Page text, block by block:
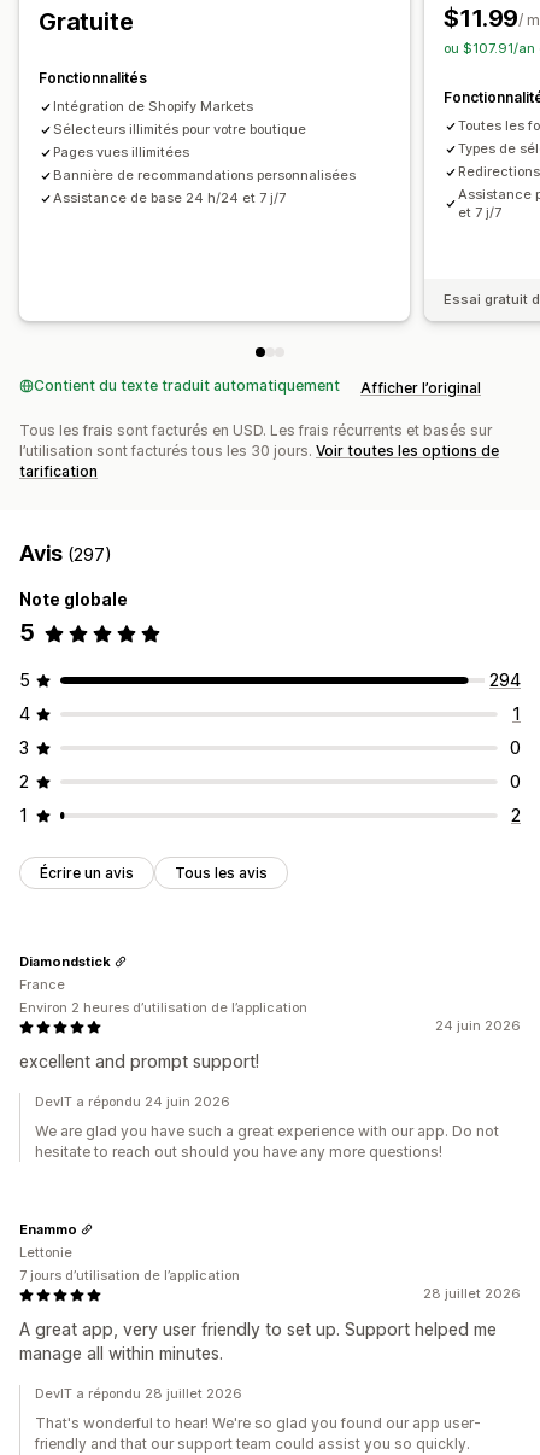
Gratuite
Fonctionnalités
Intégration de Shopify Markets
Sélecteurs illimités pour votre boutique
Pages vues illimitées
Bannière de recommandations personnalisées
Assistance de base 24 h/24 et 7 j/7
$11.99/
ou $107.91/
Toutes les
Types de
Assistance
et 7 j/7
Essai gratuit
Contient du texte traduit automatiquement Afficher l’original
Tous les frais sont facturés en USD. Les frais récurrents et basés sur
l’utilisation sont facturés tous les 30 jours. Voir toutes les options de
tarification
Avis (297)
Note globale
5
5
294
4
1
3
0
2
0
1
2
Écrire un avis Tous les avis
24 juin 2026
excellent and prompt support!
Diamondstick
France
Environ 2 heures d’utilisation de l’application
DevIT a répondu 24 juin 2026
We are glad you have such a great experience with our app. Do not
hesitate to reach out should you have any more questions!
28 juillet 2026
A great app, very user friendly to set up. Support helped me
manage all within minutes.
Enammo
Lettonie
7 jours d’utilisation de l’application
DevIT a répondu 28 juillet 2026
That's wonderful to hear! We're so glad you found our app user-
friendly and that our support team could assist you so quickly.